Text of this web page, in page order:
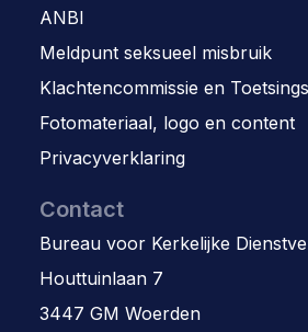
ANBI
Meldpunt seksueel misbruik
Klachtencommissie en
Fotomateriaal, logo en content
Privacyverklaring
Contact
Bureau voor Kerkelijke
Houttuinlaan 7
3447 GM Woerden